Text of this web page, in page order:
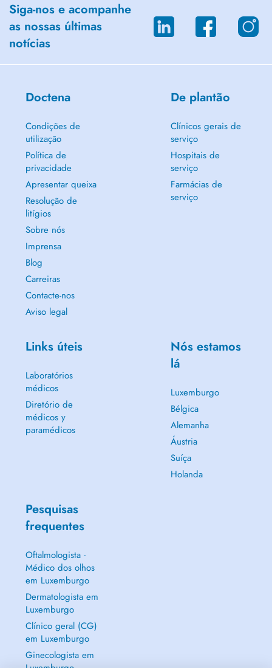
Siga-nos e acompanhe
as nossas últimas
notícias
Doctena
Condições de
utilização
Política de
privacidade
Apresentar queixa
Resolução de
litígios
Sobre nós
Imprensa
Blog
Carreiras
Contacte-nos
Aviso legal
De plantão
Clínicos gerais de
serviço
Hospitais de
serviço
Farmácias de
serviço
Links úteis
Laboratórios
médicos
Diretório de
médicos y
paramédicos
Nós estamos
lá
Luxemburgo
Bélgica
Alemanha
Áustria
Suíça
Holanda
Pesquisas
frequentes
Oftalmologista -
Médico dos olhos
em Luxemburgo
Dermatologista em
Luxemburgo
Clínico geral (CG)
em Luxemburgo
Ginecologista em